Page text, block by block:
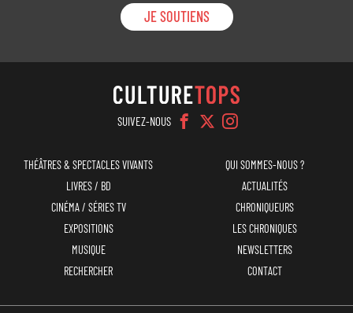
JE SOUTIENS
SUIVEZ-NOUS
Navigation
THÉÂTRES & SPECTACLES VIVANTS
LIVRES / BD
CINÉMA / SÉRIES TV
EXPOSITIONS
MUSIQUE
RECHERCHER
QUI SOMMES-NOUS ?
ACTUALITÉS
CHRONIQUEURS
LES CHRONIQUES
NEWSLETTERS
CONTACT